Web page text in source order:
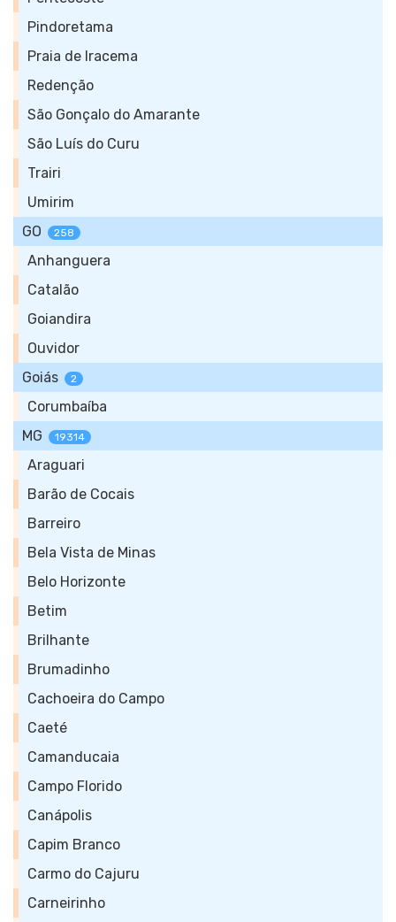
Pindoretama
Praia de Iracema
Redenção
São Gonçalo do Amarante
São Luís do Curu
Trairi
Umirim
GO
258
Anhanguera
Catalão
Goiandira
Ouvidor
Goiás
2
Corumbaíba
MG
19314
Araguari
Barão de Cocais
Barreiro
Bela Vista de Minas
Belo Horizonte
Betim
Brilhante
Brumadinho
Cachoeira do Campo
Caeté
Camanducaia
Campo Florido
Canápolis
Capim Branco
Carmo do Cajuru
Carneirinho